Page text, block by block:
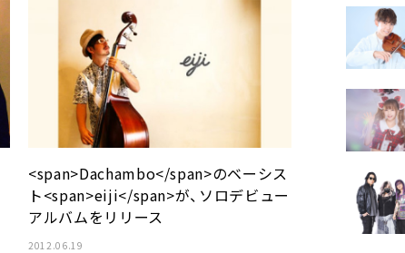
<span>Dachambo</span>のベーシス
ト<span>eiji</span>が、ソロデビュー
アルバムをリリース
2012.06.19